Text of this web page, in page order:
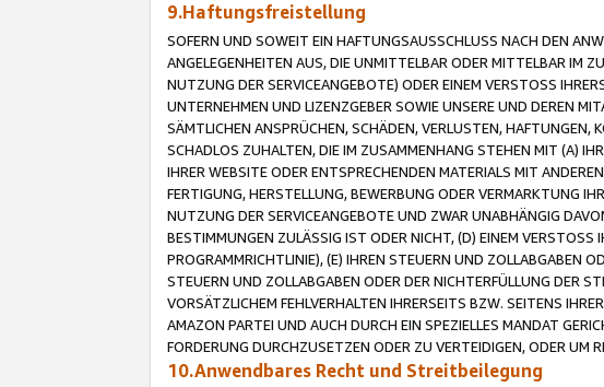
9.Haftungsfreistellung
SOFERN UND SOWEIT EIN HAFTUNGSAUSSCHLUSS NACH DEN
ANGELEGENHEITEN AUS, DIE UNMITTELBAR ODER MITTELBAR IM
NUTZUNG DER SERVICEANGEBOTE) ODER EINEM VERSTOSS
UNTERNEHMEN UND LIZENZGEBER SOWIE UNSERE UND DEREN
SÄMTLICHEN ANSPRÜCHEN, SCHÄDEN, VERLUSTEN, HAFTUNGEN,
SCHADLOS ZUHALTEN, DIE IM ZUSAMMENHANG STEHEN MIT (A)
IHRER WEBSITE ODER ENTSPRECHENDEN MATERIALS MIT
FERTIGUNG, HERSTELLUNG, BEWERBUNG ODER VERMARKTUNG
NUTZUNG DER SERVICEANGEBOTE UND ZWAR UNABHÄNGIG
BESTIMMUNGEN ZULÄSSIG IST ODER NICHT, (D) EINEM VERSTOSS
PROGRAMMRICHTLINIE), (E) IHREN STEUERN UND ZOLLABGABEN
STEUERN UND ZOLLABGABEN ODER DER NICHTERFÜLLUNG DER
VORSÄTZLICHEM FEHLVERHALTEN IHRERSEITS BZW. SEITENS
AMAZON PARTEI UND AUCH DURCH EIN SPEZIELLES MANDAT
FORDERUNG DURCHZUSETZEN ODER ZU VERTEIDIGEN, ODER UM
10.Anwendbares Recht und Streitbeilegung